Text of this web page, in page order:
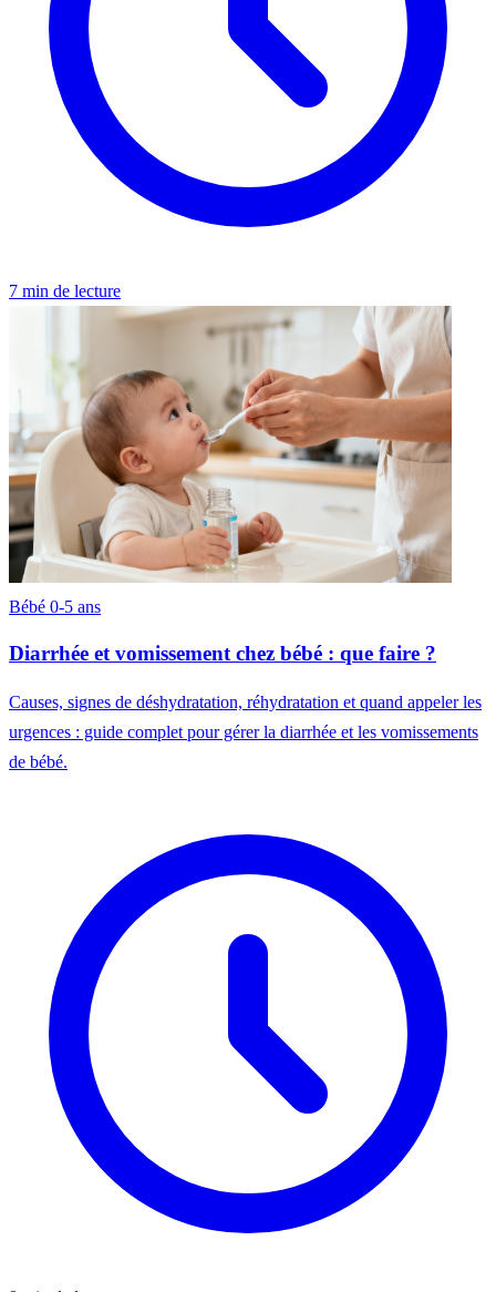
7 min de lecture
Bébé 0-5 ans
Diarrhée et vomissement chez bébé : que faire ?
Causes, signes de déshydratation, réhydratation et quand appeler les
urgences : guide complet pour gérer la diarrhée et les vomissements
de bébé.